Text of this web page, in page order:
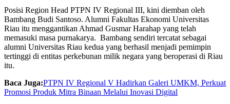
Posisi Region Head PTPN IV Regional III, kini diemban oleh
Bambang Budi Santoso. Alumni Fakultas Ekonomi Universitas
Riau itu menggantikan Ahmad Gusmar Harahap yang telah
memasuki masa purnakarya. Bambang sendiri tercatat sebagai
alumni Universitas Riau kedua yang berhasil menjadi pemimpin
tertinggi di entitas perkebunan milik negara yang beroperasi di Riau
itu.
Baca Juga:PTPN IV Regional V Hadirkan Galeri UMKM, Perkuat
Promosi Produk Mitra Binaan Melalui Inovasi Digital